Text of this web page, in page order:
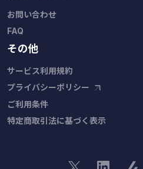
お問い合わせ
FAQ
その他
サービス利用規約
プライバシーポリシー
ご利用条件
特定商取引法に基づく表示